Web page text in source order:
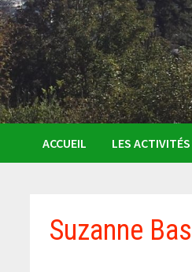
ACCUEIL LES ACTIVITÉS
Suzanne